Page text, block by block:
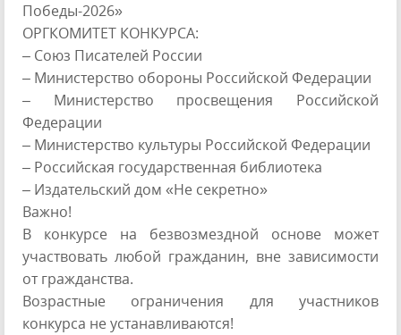
Победы-2026»
ОРГКОМИТЕТ КОНКУРСА:
– Союз Писателей России
– Министерство обороны Российской Федерации
– Министерство просвещения Российской
Федерации
– Министерство культуры Российской Федерации
– Российская государственная библиотека
– Издательский дом «Не секретно»
Важно!
В конкурсе на безвозмездной основе может
участвовать любой гражданин, вне зависимости
от гражданства.
Возрастные ограничения для участников
конкурса не устанавливаются!